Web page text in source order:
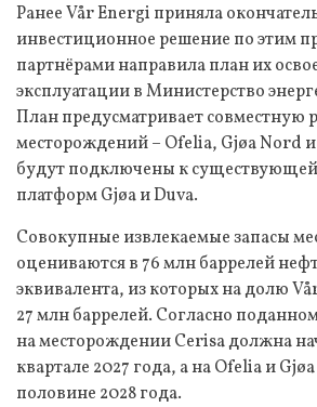
Ранее Vår Energi приняла
инвестиционное решение по этим
партнёрами направила план их
эксплуатации в Министерство
План предусматривает совместную
месторождений – Ofelia, Gjøa Nord
будут подключены к
платформ Gjøa и Duva.
Совокупные извлекаемые запасы
оцениваются в 76 млн баррелей
эквивалента, из которых на долю
27 млн баррелей. Согласно
на месторождении Cerisa должна
квартале 2027 года, а на Ofelia и
половине 2028 года.